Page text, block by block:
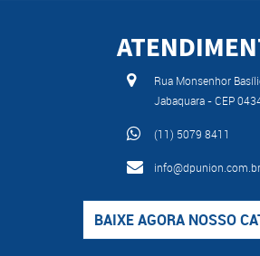
Rua Monsenhor
Jabaquara - CEP
(11) 5079 8411
info@dpunion.com.br
BAIXE AGORA NOSSO